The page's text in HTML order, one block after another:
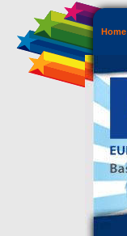
Home